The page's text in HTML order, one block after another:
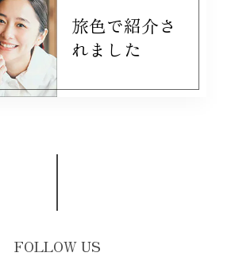
旅色で紹介さ
れました
FOLLOW US